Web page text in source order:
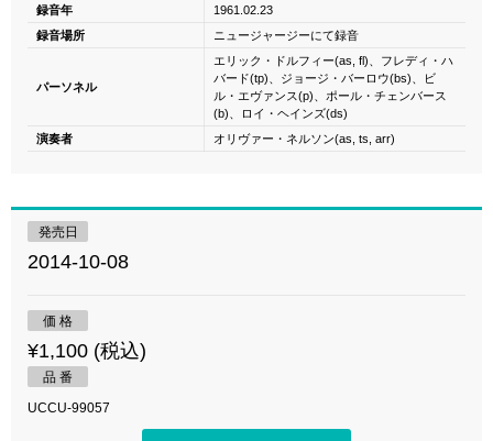
録音年
1961.02.23
録音場所
ニュージャージーにて録音
パーソネル
エリック・ドルフィー(as, fl)、フレディ・ハ
バード(tp)、ジョージ・バーロウ(bs)、ビ
ル・エヴァンス(p)、ポール・チェンバース
(b)、ロイ・ヘインズ(ds)
演奏者
オリヴァー・ネルソン(as, ts, arr)
発売日
2014-10-08
価 格
¥1,100 (税込)
品 番
UCCU-99057